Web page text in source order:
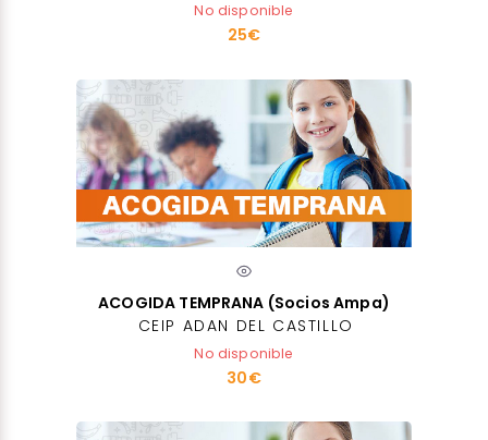
No disponible
25€
ACOGIDA TEMPRANA (Socios Ampa)
CEIP ADAN DEL CASTILLO
No disponible
30€